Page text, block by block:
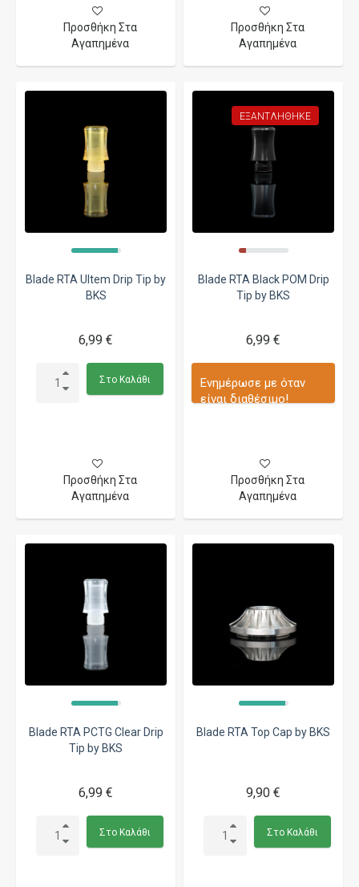
Προσθήκη Στα
Αγαπημένα
Προσθήκη Στα
Αγαπημένα
Blade RTA Ultem Drip Tip by
BKS
6,99 €
Στο Καλάθι
Προσθήκη Στα
Αγαπημένα
ΕΞΑΝΤΛΉΘΗΚΕ
Blade RTA Black POM Drip
Tip by BKS
6,99 €
Ενημέρωσε με όταν
είναι διαθέσιμο!
Προσθήκη Στα
Αγαπημένα
Blade RTA PCTG Clear Drip
Tip by BKS
6,99 €
Στο Καλάθι
Blade RTA Top Cap by BKS
9,90 €
Στο Καλάθι